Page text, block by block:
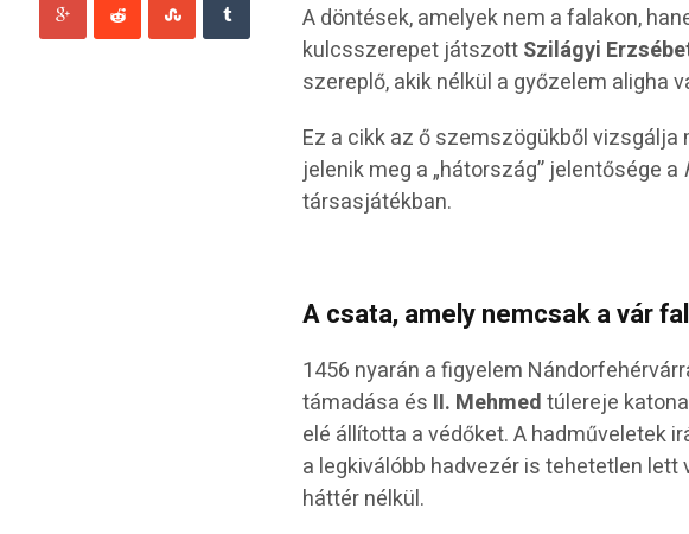
A döntések, amelyek nem a falakon,
kulcsszerepet játszottSzilágyi
szereplő, akik nélkül a győzelem aligha
Ez a cikk az ő szemszögükből
jelenik meg a „hátország” jelentősége a
társasjátékban.
A csata, amely nemcsak a vár
1456 nyarán a figyelem
támadása és II. Mehmedtúlereje
elé állította a védőket. A hadműveletek
a legkiválóbb hadvezér is tehetetlen
háttér nélkül.